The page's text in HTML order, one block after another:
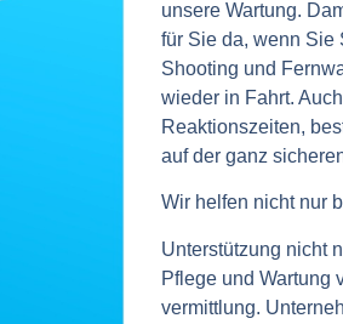
unsere Wartung.
für Sie da, wenn Sie
Shooting und
wieder in Fahrt.
Reaktionszeiten,
auf der ganz
Wir helfen nicht nur
Unterstützung nicht
Pflege und Wartung
vermittlung.